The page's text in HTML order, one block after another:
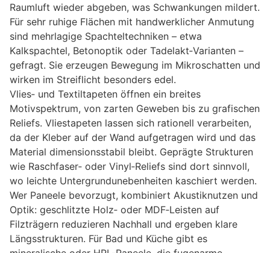
Raumluft wieder abgeben, was Schwankungen mildert.
Für sehr ruhige Flächen mit handwerklicher Anmutung
sind mehrlagige Spachteltechniken – etwa
Kalkspachtel, Betonoptik oder Tadelakt‑Varianten –
gefragt. Sie erzeugen Bewegung im Mikroschatten und
wirken im Streiflicht besonders edel.
Vlies‑ und Textiltapeten öffnen ein breites
Motivspektrum, von zarten Geweben bis zu grafischen
Reliefs. Vliestapeten lassen sich rationell verarbeiten,
da der Kleber auf der Wand aufgetragen wird und das
Material dimensionsstabil bleibt. Geprägte Strukturen
wie Raschfaser‑ oder Vinyl‑Reliefs sind dort sinnvoll,
wo leichte Untergrundunebenheiten kaschiert werden.
Wer Paneele bevorzugt, kombiniert Akustiknutzen und
Optik: geschlitzte Holz‑ oder MDF‑Leisten auf
Filzträgern reduzieren Nachhall und ergeben klare
Längsstrukturen. Für Bad und Küche gibt es